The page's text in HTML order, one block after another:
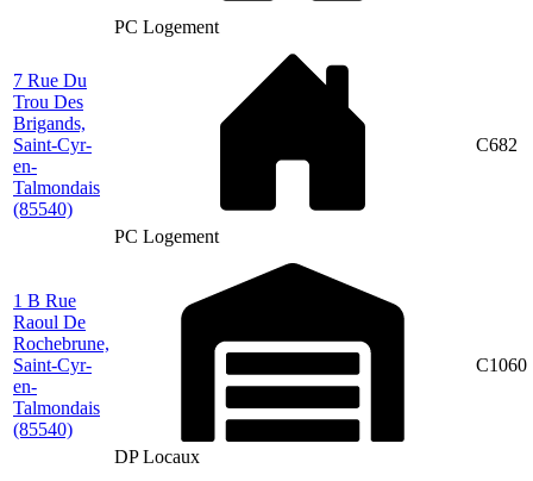
PC Logement
7 Rue Du
Trou Des
Brigands,
Saint-Cyr-
en-
Talmondais
(85540)
PC Logement
C682
1 B Rue
Raoul De
Rochebrune,
Saint-Cyr-
en-
Talmondais
(85540)
DP Locaux
C1060